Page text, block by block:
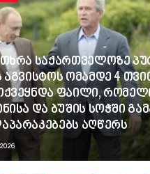
საქართველოზე
აგვისტოს ომამდე 4
ფაილი,
და ბუშის სოჭში
აღწერს